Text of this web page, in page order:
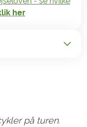
her
på turen.